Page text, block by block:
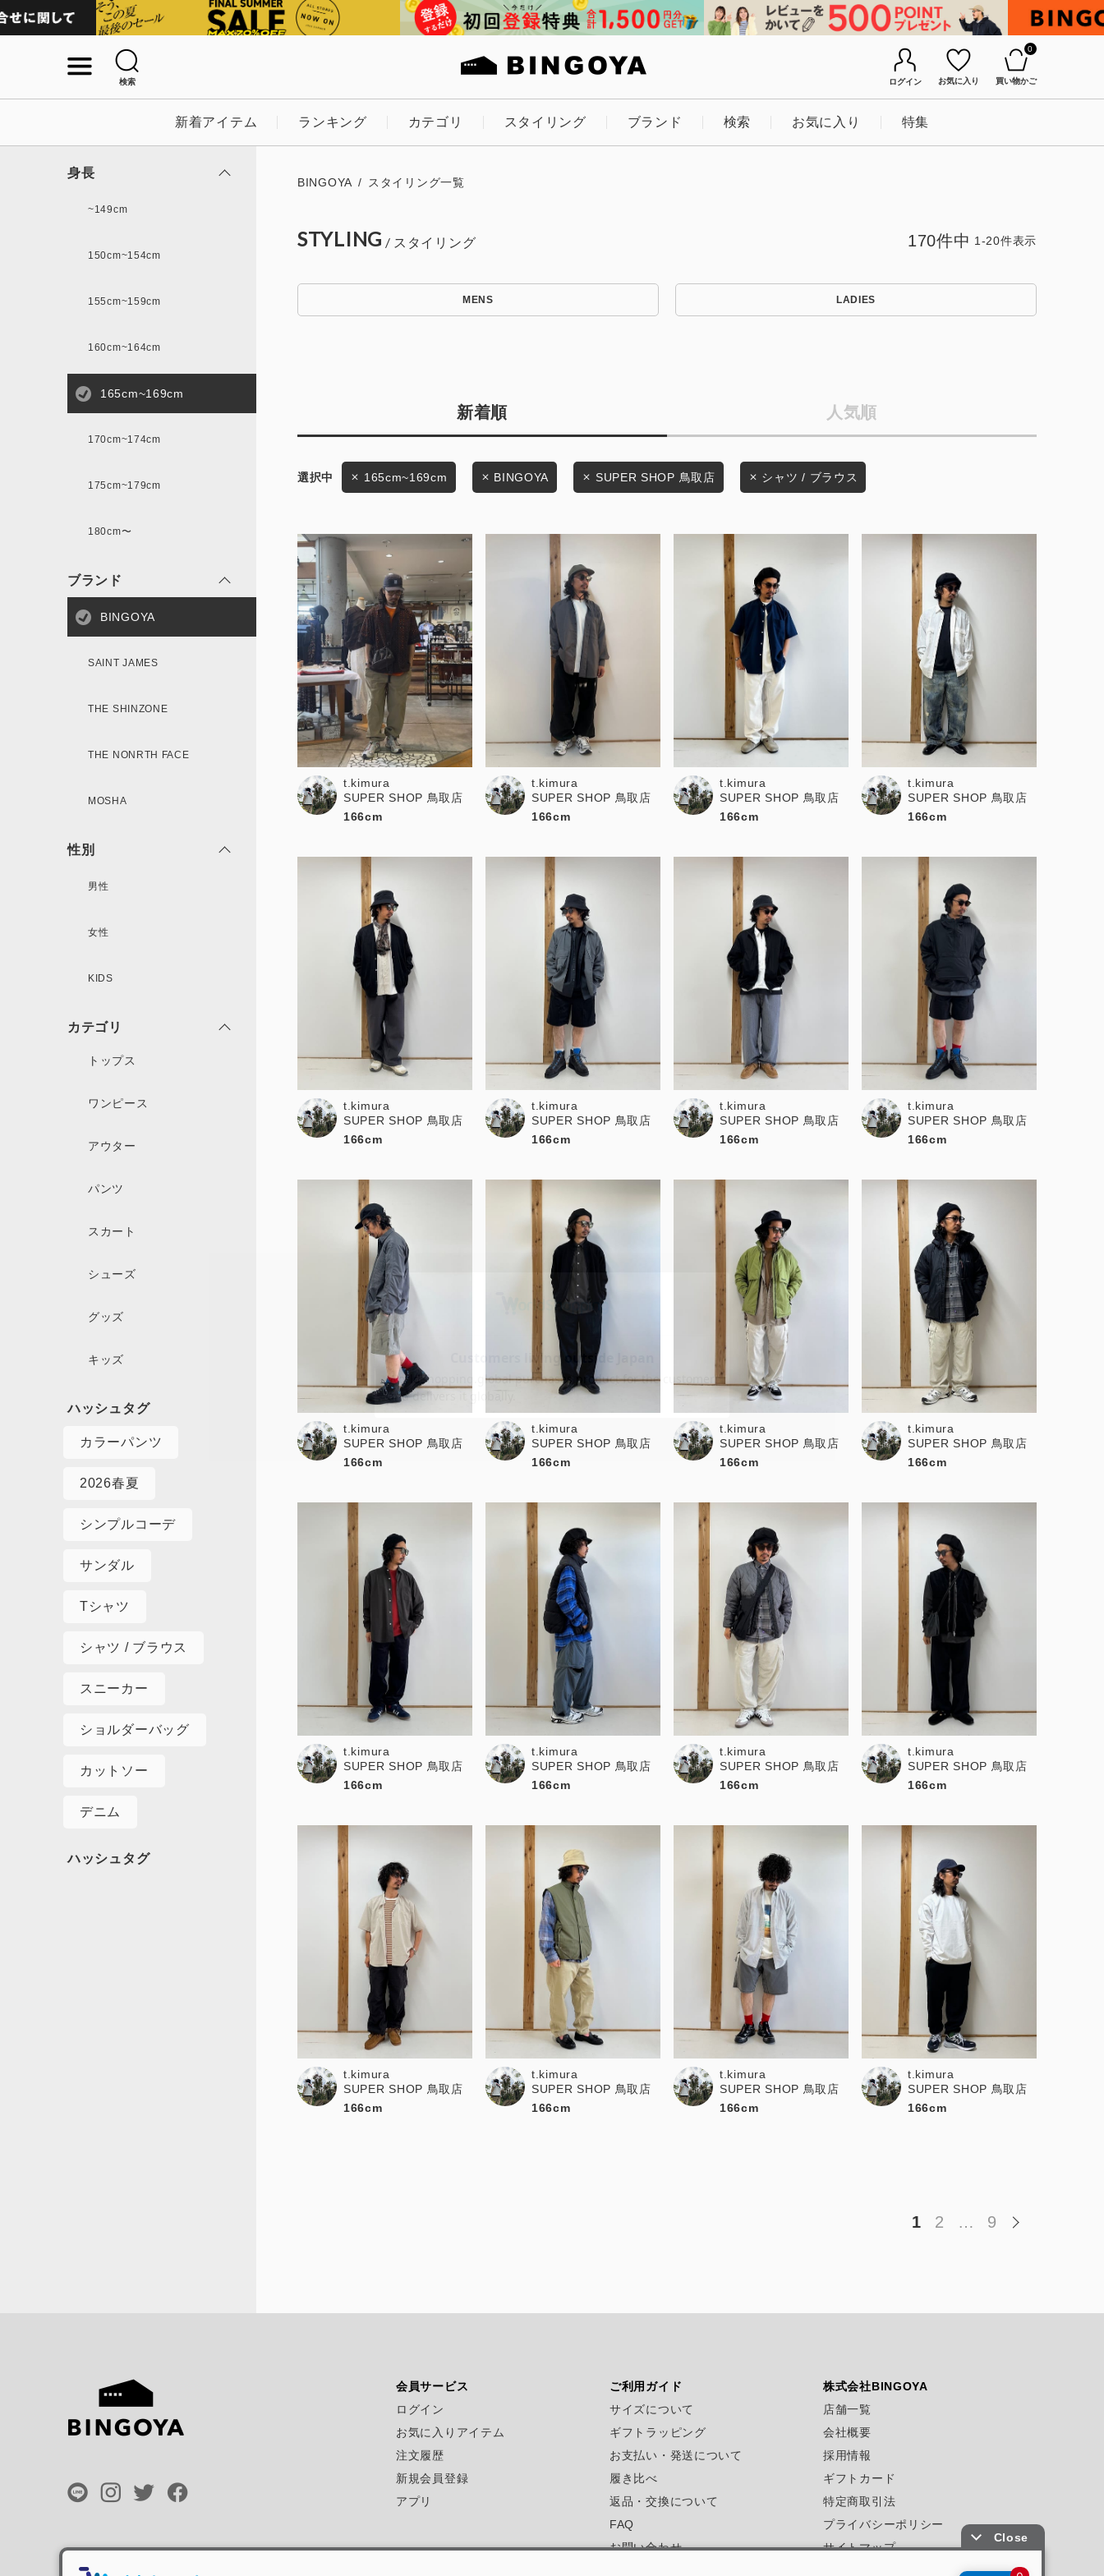
検索 ログイン お気に入り
0
買い物かご
新着アイテム ランキング カテゴリ スタイリング ブランド 検索 お気に入り 特集
ログイン / マイページ
条件絞り込み検索
カテゴリから探す
スタイリングから探す
ブランドから探す
店舗一覧
会社概要
採用情報
ギフトカード
お知らせ・ご利用ガイド
お知らせ
ご利用ガイド
ギフトラッピング
お問い合わせ
無料公式アプリダウンロード
キーワード
LADIES KIDS
価格
セール価格 WEB限定
在庫
在庫なし含む
この条件で絞り込む
身長
~149cm
150cm~154cm
155cm~159cm
160cm~164cm
165cm~169cm
170cm~174cm
175cm~179cm
180cm〜
ブランド
BINGOYA
SAINT JAMES
THE SHINZONE
THE NONRTH FACE
MOSHA
性別
男性
女性
KIDS
カテゴリ
トップス
ワンピース
アウター
パンツ
スカート
シューズ
グッズ
キッズ
カラーパンツ
2026春夏
シンプルコーデ
サンダル
Tシャツ
シャツ / ブラウス
スニーカー
ショルダーバッグ
カットソー
デニム
BINGOYA スタイリング一覧
STYLING
MENS LADIES
新着順 人気順
170件中 1-20件表示
165cm~169cm BINGOYA SUPER SHOP 鳥取店 シャツ / ブラウス
t.kimura
SUPER SHOP 鳥取店
166cm
t.kimura
SUPER SHOP 鳥取店
166cm
t.kimura
SUPER SHOP 鳥取店
166cm
t.kimura
SUPER SHOP 鳥取店
166cm
t.kimura
SUPER SHOP 鳥取店
166cm
t.kimura
SUPER SHOP 鳥取店
166cm
t.kimura
SUPER SHOP 鳥取店
166cm
t.kimura
SUPER SHOP 鳥取店
166cm
t.kimura
SUPER SHOP 鳥取店
166cm
t.kimura
SUPER SHOP 鳥取店
166cm
t.kimura
SUPER SHOP 鳥取店
166cm
t.kimura
SUPER SHOP 鳥取店
166cm
t.kimura
SUPER SHOP 鳥取店
166cm
t.kimura
SUPER SHOP 鳥取店
166cm
t.kimura
SUPER SHOP 鳥取店
166cm
t.kimura
SUPER SHOP 鳥取店
166cm
t.kimura
SUPER SHOP 鳥取店
166cm
t.kimura
SUPER SHOP 鳥取店
166cm
t.kimura
SUPER SHOP 鳥取店
166cm
t.kimura
SUPER SHOP 鳥取店
166cm
1 2 … 9
会員サービス
ログイン
お気に入りアイテム
注文履歴
新規会員登録
アプリ
ご利用ガイド
サイズについて
ギフトラッピング
お支払い・発送について
履き比べ
返品・交換について
FAQ
お問い合わせ
株式会社BINGOYA
店舗一覧
会社概要
採用情報
ギフトカード
特定商取引法
プライバシーポリシー
サイトマップ